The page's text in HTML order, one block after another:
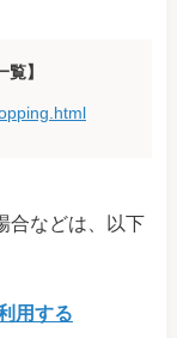
】
合などは、以下
用する